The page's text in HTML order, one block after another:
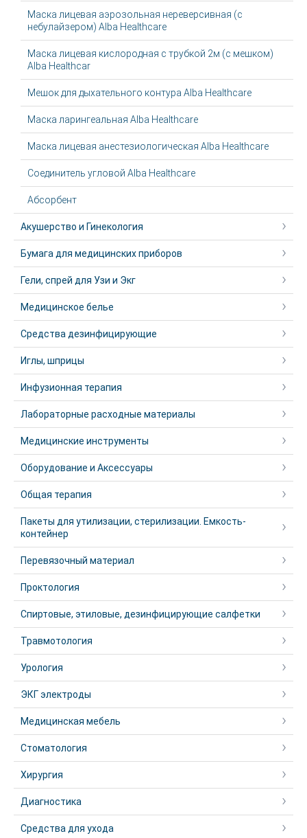
Маска лицевая аэрозольная нереверсивная (с
небулайзером) Alba Healthcare
Маска лицевая кислородная с трубкой 2м (с мешком)
Alba Healthcar
Мешок для дыхательного контура Alba Healthcare
Маска ларингеальная Alba Healthcare
Маска лицевая анестезиологическая Alba Healthcare
Соединитель угловой Alba Healthcare
Абсорбент
Акушерство и Гинекология
Бумага для медицинских приборов
Гели, спрей для Узи и Экг
Медицинское белье
Средства дезинфицирующие
Иглы, шприцы
Инфузионная терапия
Лабораторные расходные материалы
Медицинские инструменты
Оборудование и Аксессуары
Общая терапия
Пакеты для утилизации, стерилизации. Емкость-
контейнер
Перевязочный материал
Проктология
Спиртовые, этиловые, дезинфицирующие салфетки
Травмотология
Урология
ЭКГ электроды
Медицинская мебель
Стоматология
Хирургия
Диагностика
Средства для ухода